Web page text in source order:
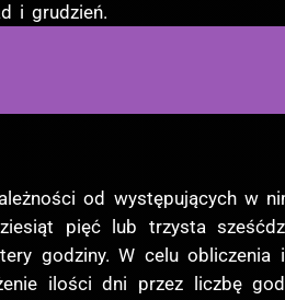
i grudzień.
od występujących w
pięć lub trzysta
godziny. W celu obliczenia
ilości dni przez liczbę